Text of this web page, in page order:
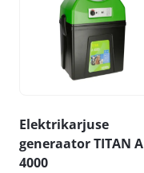
Elektrikarjuse
generaator TITAN A
4000